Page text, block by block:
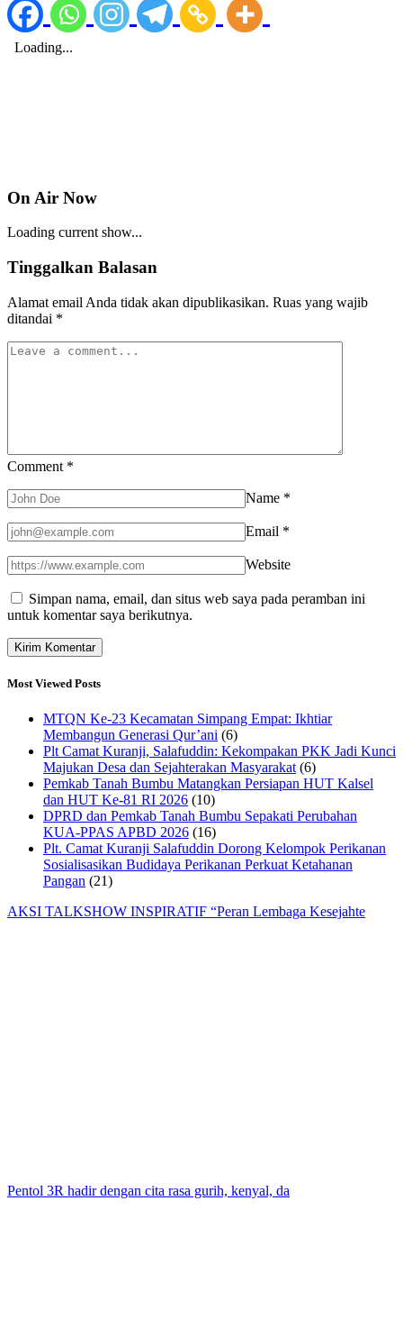
On Air Now
Loading current show...
Tinggalkan Balasan
Alamat email Anda tidak akan dipublikasikan. Ruas yang wajib
ditandai *
Comment *
Name *
Email *
Website
Simpan nama, email, dan situs web saya pada peramban ini
untuk komentar saya berikutnya.
Most Viewed Posts
MTQN Ke-23 Kecamatan Simpang Empat: Ikhtiar
Membangun Generasi Qur’ani (6)
Plt Camat Kuranji, Salafuddin: Kekompakan PKK Jadi Kunci
Majukan Desa dan Sejahterakan Masyarakat (6)
Pemkab Tanah Bumbu Matangkan Persiapan HUT Kalsel
dan HUT Ke-81 RI 2026 (10)
DPRD dan Pemkab Tanah Bumbu Sepakati Perubahan
KUA-PPAS APBD 2026 (16)
Plt. Camat Kuranji Salafuddin Dorong Kelompok Perikanan
Sosialisasikan Budidaya Perikanan Perkuat Ketahanan
Pangan (21)
AKSI TALKSHOW INSPIRATIF “Peran Lembaga Kesejahte
Pentol 3R hadir dengan cita rasa gurih, kenyal, da